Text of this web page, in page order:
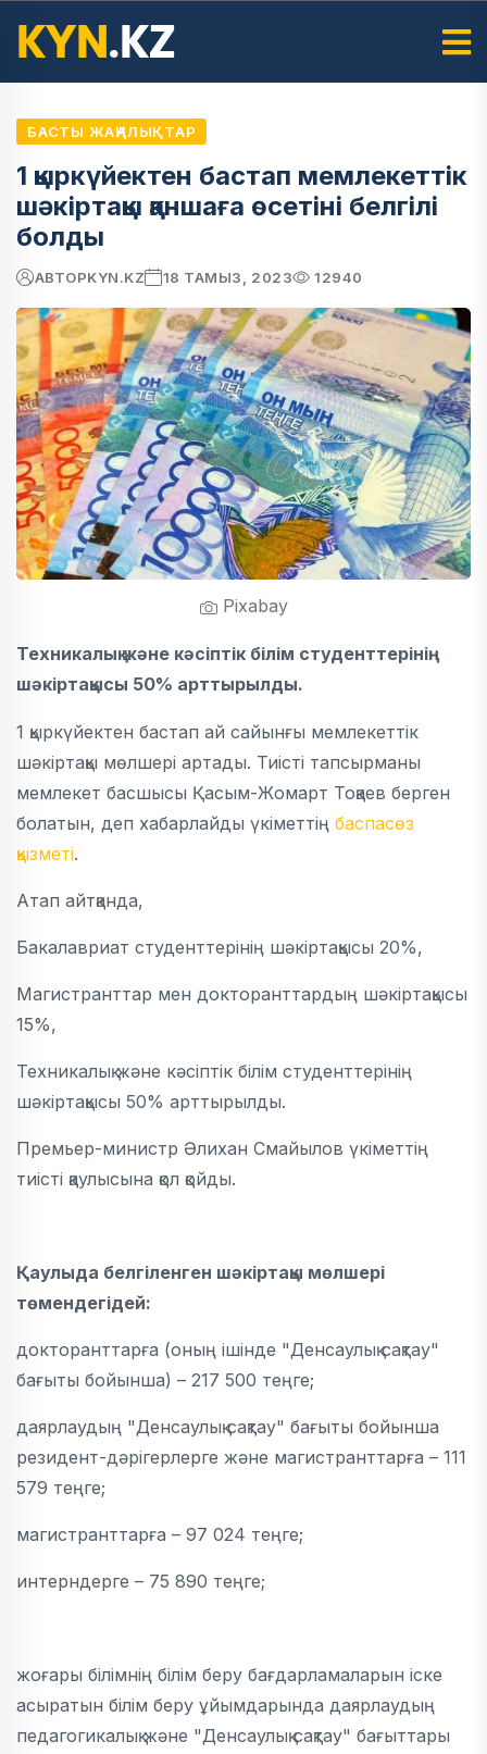
БАСТЫ ЖАҢАЛЫҚТАР
1 қыркүйектен бастап мемлекеттік
шәкіртақы қаншаға өсетіні белгілі
болды
АВТОРKYN.KZ 18 ТАМЫЗ, 2023 12940
Pixabay
Техникалық және кәсіптік білім студенттерінің
шәкіртақысы 50% арттырылды.
1 қыркүйектен бастап ай сайынғы мемлекеттік
шәкіртақы мөлшері артады. Тиісті тапсырманы
мемлекет басшысы Қасым-Жомарт Тоқаев берген
болатын, деп хабарлайды үкіметтің баспасөз
қызметі.
Атап айтқанда,
Бакалавриат студенттерінің шәкіртақысы 20%,
Магистранттар мен докторанттардың шәкіртақысы
15%,
Техникалық және кәсіптік білім студенттерінің
шәкіртақысы 50% арттырылды.
Премьер-министр Әлихан Смайылов үкіметтің
тиісті қаулысына қол қойды.
Қаулыда белгіленген шәкіртақы мөлшері
төмендегідей:
докторанттарға (оның ішінде "Денсаулық сақтау"
бағыты бойынша) – 217 500 теңге;
даярлаудың "Денсаулық сақтау" бағыты бойынша
резидент-дәрігерлерге және магистранттарға – 111
579 теңге;
магистранттарға – 97 024 теңге;
интерндерге – 75 890 теңге;
жоғары білімнің білім беру бағдарламаларын іске
асыратын білім беру ұйымдарында даярлаудың
педагогикалық және "Денсаулық сақтау" бағыттары